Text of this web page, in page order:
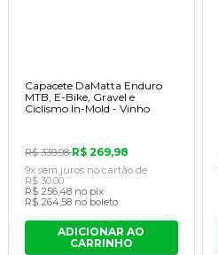
Capacete DaMatta Enduro
MTB, E-Bike, Gravel e
Ciclismo In-Mold - Vinho
R$ 339,98R$ 269,98
9x sem juros no cartãode
R$ 30,00
R$ 256,48 no pix
R$ 264,58 no boleto
ADICIONAR AO
CARRINHO